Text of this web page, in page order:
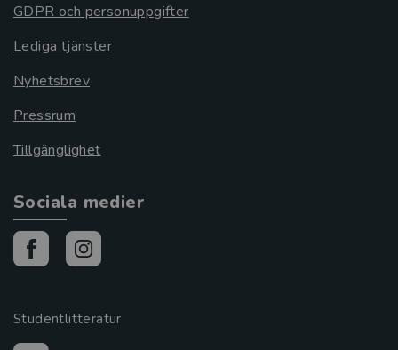
GDPR och personuppgifter
Lediga tjänster
Nyhetsbrev
Pressrum
Tillgänglighet
Sociala medier
Studentlitteratur